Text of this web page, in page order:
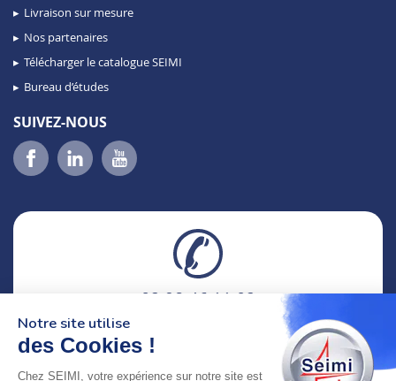
Livraison sur mesure
Nos partenaires
Télécharger le catalogue SEIMI
Bureau d’études
SUIVEZ-NOUS
02 98 46 11 02
8h-12h30 & 13h30-18h
Notre site utilise
des Cookies !
Chez SEIMI, votre expérience sur notre site est